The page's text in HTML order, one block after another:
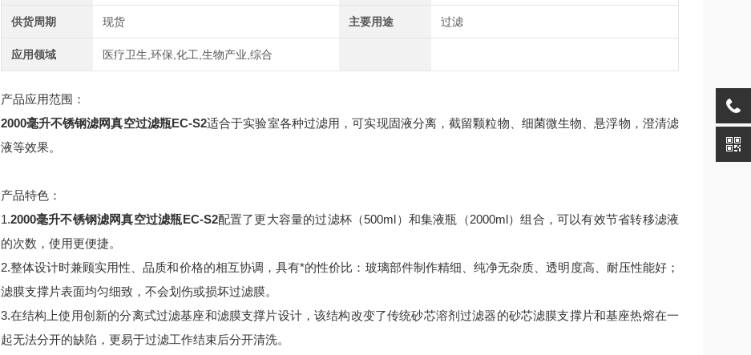
供货周期 现货 主要用途 过滤
应用领域 医疗卫生,环保,化工,生物产业,综合
产品应用范围：
2000毫升不锈钢滤网真空过滤瓶EC-S2适合于实验室各种过滤用，可实现固液分离，截留颗粒物、细菌微生物、悬浮物，澄清滤
液等效果。
产品特色：
1.2000毫升不锈钢滤网真空过滤瓶EC-S2配置了更大容量的过滤杯（500ml）和集液瓶（2000ml）组合，可以有效节省转移滤液
的次数，使用更便捷。
2.整体设计时兼顾实用性、品质和价格的相互协调，具有*的性价比：玻璃部件制作精细、纯净无杂质、透明度高、耐压性能好；
滤膜支撑片表面均匀细致，不会划伤或损坏过滤膜。
3.在结构上使用创新的分离式过滤基座和滤膜支撑片设计，该结构改变了传统砂芯溶剂过滤器的砂芯滤膜支撑片和基座热熔在一
起无法分开的缺陷，更易于过滤工作结束后分开清洗。